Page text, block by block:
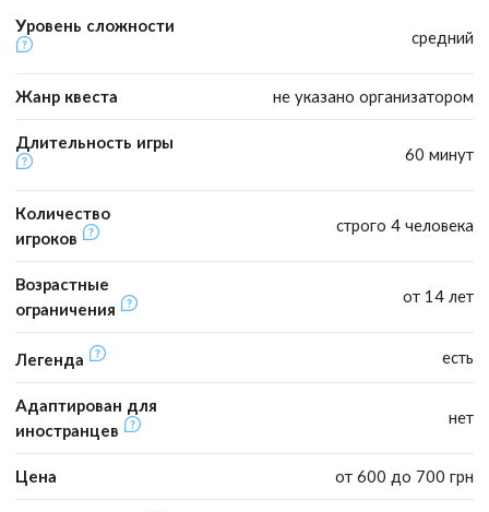
Уровень сложности
средний
Жанр квеста не указано организатором
Длительность игры
60 минут
Количество
игроков
строго 4 человека
Возрастные
ограничения
от 14 лет
Легенда есть
Адаптирован для
иностранцев
нет
Цена от 600 до 700 грн